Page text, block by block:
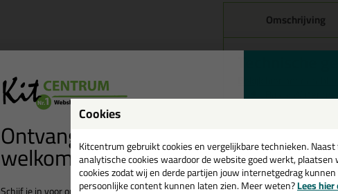
Omschrijving
Bekijk hier het
Basis: Water
Dichtheid van
Aanbrengmethode
Cookies
Kitcentrum gebruikt cookies en vergelijkbare technieken.
analytische cookies waardoor de website goed werkt,
cookies zodat wij en derde partijen jouw internetgedrag
persoonlijke content kunnen laten zien. Meer weten?Lees
Ontvang een
welkomstcadeau 💚